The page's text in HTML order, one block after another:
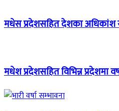
मधेस प्रदेशसहित देशका अधिकांश
मधेश प्रदेशसहित विभिन्न प्रदेशमा